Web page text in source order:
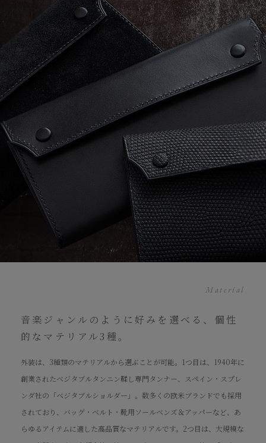
Material
音楽ジャンルのように好みを選べる、個性
的なマテリアル3種。
外装は、3種類のマテリアルから選ぶことが可能。1つ目は、1940年に
創業されたベジタブルタンニン鞣し専門タンナー、スペイン・スプレ
ンダ社の「ベジタブルショルダー」。数多くの欧米ブランドでも採用
されており、バッグ・ベルト・靴用ソールベンズ＆アッパーなど、あ
らゆるアイテムに適した高品質なマテリアルです。2つ目は、大規模な